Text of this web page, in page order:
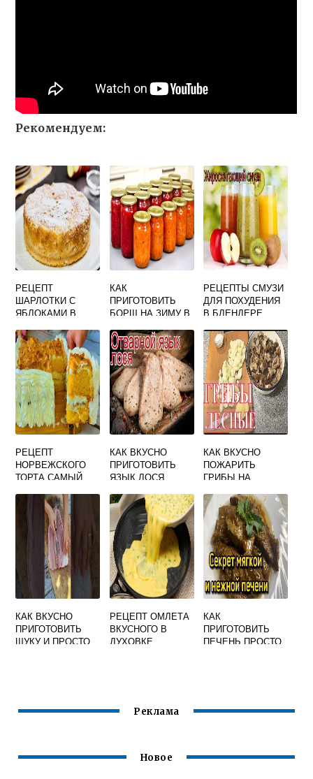
Рекомендуем:
РЕЦЕПТ
ШАРЛОТКИ С
ЯБЛОКАМИ В
ЯИЦ ПРОСТОЙ И
ВКУСНЫЙ
КАК
ПРИГОТОВИТЬ
БОРЩ НА ЗИМУ В
КАПУСТОЙ ОЧЕНЬ
ВКУСНАЯ
РЕЦЕПТЫ СМУЗИ
ДЛЯ ПОХУДЕНИЯ
В БЛЕНДЕРЕ
Е ПРОСТЫЕ И
ВКУСНЫЕ
РЕЦЕПТ
НОРВЕЖСКОГО
ТОРТА САМЫЙ
КАК ВКУСНО
ПРИГОТОВИТЬ
ЯЗЫК ЛОСЯ
КАК ВКУСНО
ПОЖАРИТЬ
ГРИБЫ НА
ЛЕСНЫЕ С ЛУКОМ
РЕЦЕПТ
КАК ВКУСНО
ПРИГОТОВИТЬ
ЩУКУ И ПРОСТО
РЕЦЕПТ ОМЛЕТА
ВКУСНОГО В
ДУХОВКЕ
КАК
ПРИГОТОВИТЬ
ПЕЧЕНЬ ПРОСТО
Реклама
Новое